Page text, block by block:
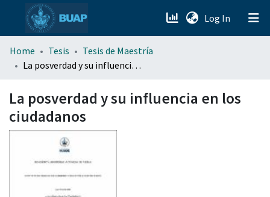
Log In (current)
menu.section.about_menu
Home Tesis
Tesis de Maestría
La posverdad y su influencia en los ciudadanos
La posverdad y su influencia en los
ciudadanos